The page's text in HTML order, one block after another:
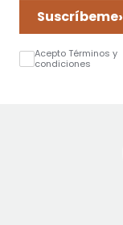
Suscríbeme›
Acepto Términos y
condiciones